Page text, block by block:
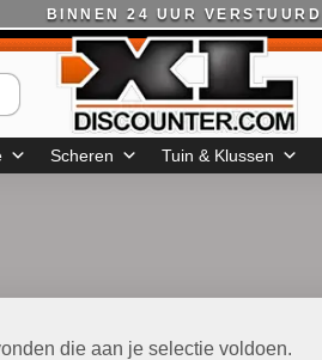
BINNEN 24 UUR VERSTUURD
Scheren Tuin & Klussen
die aan je selectie voldoen.